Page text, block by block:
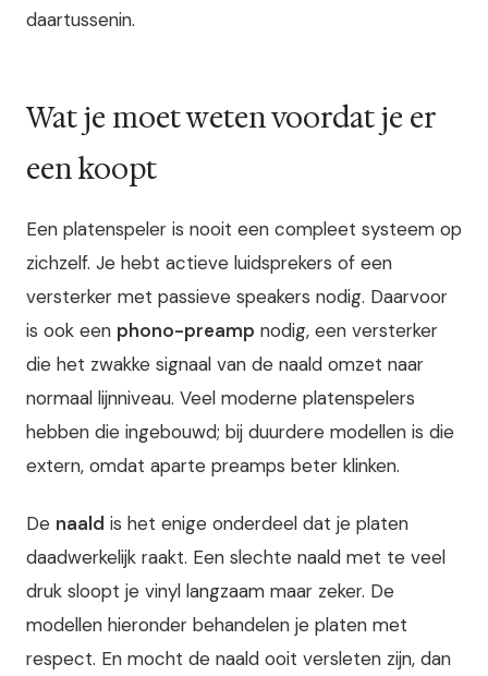
daartussenin.
Wat je moet weten voordat je er
een koopt
Een platenspeler is nooit een compleet systeem op
zichzelf. Je hebt actieve luidsprekers of een
versterker met passieve speakers nodig. Daarvoor
is ook een phono-preamp nodig, een versterker
die het zwakke signaal van de naald omzet naar
normaal lijnniveau. Veel moderne platenspelers
hebben die ingebouwd; bij duurdere modellen is die
extern, omdat aparte preamps beter klinken.
De naald is het enige onderdeel dat je platen
daadwerkelijk raakt. Een slechte naald met te veel
druk sloopt je vinyl langzaam maar zeker. De
modellen hieronder behandelen je platen met
respect. En mocht de naald ooit versleten zijn, dan